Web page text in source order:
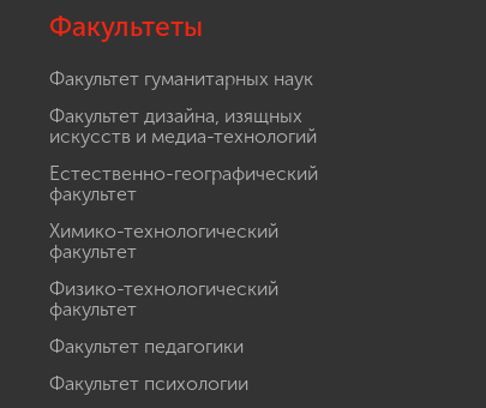
Факультеты
Факультет гуманитарных наук
Факультет дизайна, изящных
искусств и медиа-технологий
Естественно-географический
факультет
Химико-технологический
факультет
Физико-технологический
факультет
Факультет педагогики
Факультет психологии